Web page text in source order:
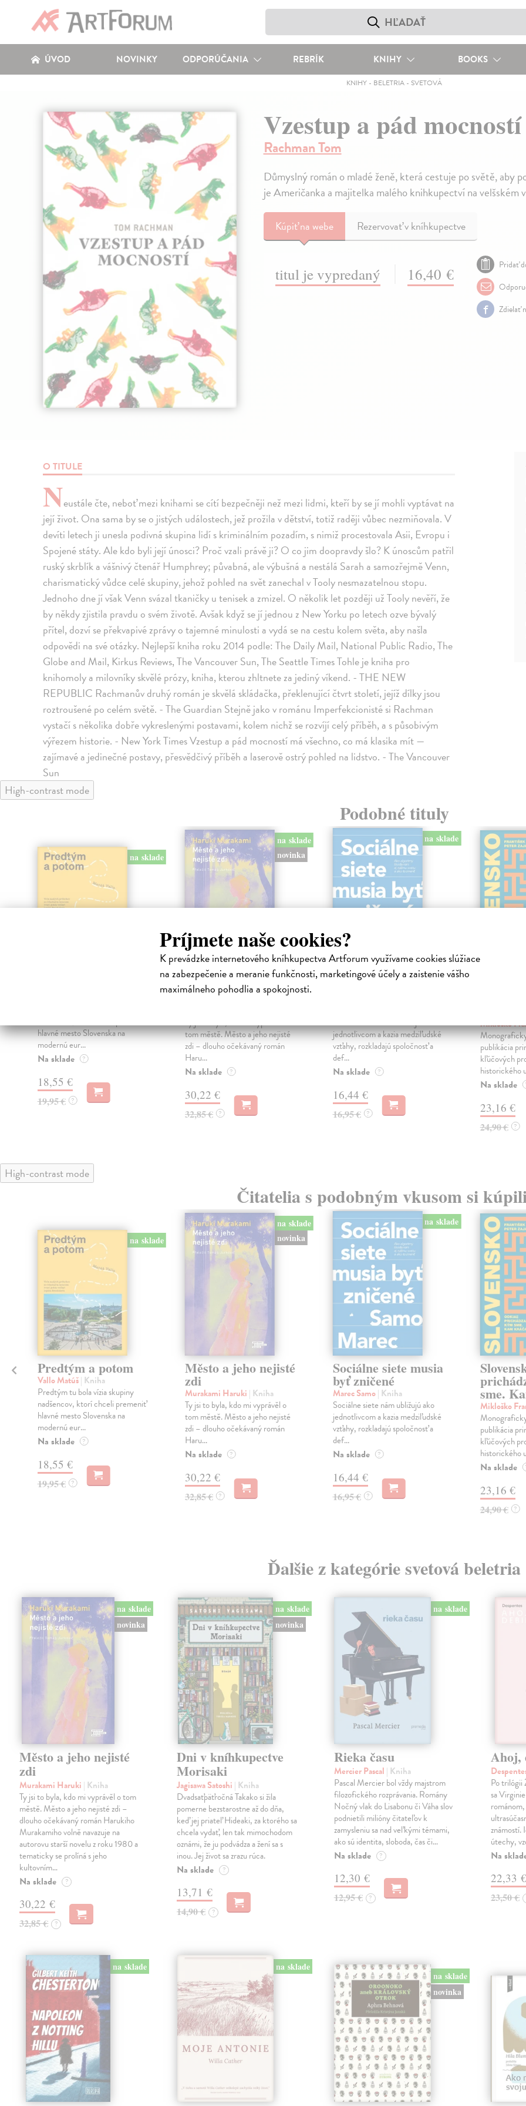
Príjmete naše cookies?
K prevádzke internetového kníhkupectva Artforum využívame cookies slúžiace
na zabezpečenie a meranie funkčnosti, marketingové účely a zaistenie vášho
maximálneho pohodlia a spokojnosti.
ÚVOD NOVINKY ODPORÚČANIA REBRÍK KNIHY BOOKS
KNIHY - BELETRIA - SVETOVÁ
Vzestup a pád mocností
Rachman Tom
Důmyslný román o mladé ženě, která cestuje po světě, aby
je Američanka a majitelka malého knihkupectví na velšském
Kúpiťna webe Rezervovať v kníhkupectve
titul je vypredaný 16,40 €
Pridať
Zdielať
O TITULE
Neustále čte, neboť mezi knihami se cítí bezpečněji než mezi lidmi, kteří by se jí mohli vyptávat na
její život. Ona sama by se o jistých událostech, jež prožila v dětství, totiž raději vůbec nezmiňovala. V
devíti letech ji unesla podivná skupina lidí s kriminálním pozadím, s nimiž procestovala Asii, Evropu i
Spojené státy. Ale kdo byli její únosci? Proč vzali právě ji? O co jim doopravdy šlo? K únoscům patřil
ruský skrblík a vášnivý čtenář Humphrey; půvabná, ale výbušná a nestálá Sarah a samozřejmě Venn,
charismatický vůdce celé skupiny, jehož pohled na svět zanechal v Tooly nesmazatelnou stopu.
Jednoho dne jí však Venn svázal tkaničky u tenisek a zmizel. O několik let později už Tooly nevěří, že
by někdy zjistila pravdu o svém životě. Avšak když se jí jednou z New Yorku po letech ozve bývalý
přítel, dozví se překvapivé zprávy o tajemné minulosti a vydá se na cestu kolem světa, aby našla
odpovědi na své otázky. Nejlepší kniha roku 2014 podle: The Daily Mail, National Public Radio, The
Globe and Mail, Kirkus Reviews, The Vancouver Sun, The Seattle Times Tohle je kniha pro
knihomoly a milovníky skvělé prózy, kniha, kterou zhltnete za jediný víkend. - THE NEW
REPUBLIC Rachmanův druhý román je skvělá skládačka, překlenující čtvrt století, jejíž dílky jsou
roztroušené po celém světě. - The Guardian Stejně jako v románu Imperfekcionisté si Rachman
vystačí s několika dobře vykreslenými postavami, kolem nichž se rozvíjí celý příběh, a s působivým
výřezem historie. - New York Times Vzestup a pád mocností má všechno, co má klasika mít —
zajímavé a jedinečné postavy, přesvědčivý příběh a laserově ostrý pohled na lidstvo. - The Vancouver
Sun
High-contrast mode
Podobné tituly
na sklade
hlavné mesto Slovenska na
modernú eur...
Na sklade ?
18,55 €
19,95 € ?
na sklade
novinka
Město a jeho nejisté
zdi
Ty jsi to byla, kdo mi vyprávěl o
tom městě. Město a jeho nejisté
zdi – dlouho očekávaný román
Haru...
Na sklade ?
30,22 €
32,85 € ?
na sklade
Sociálne siete musia
Sociálne siete nám ubližujú ako
jednotlivcom a kazia medziľudské
vzťahy, rozkladajú spoločnosť a
def...
Na sklade ?
16,44 €
16,95 € ?
Mikloško
publikácia
kľúčových
historického
Na sklade
23,16 €
24,90 € ?
High-contrast mode
Čitatelia s podobným vkusom si
na sklade
Predtým a potom
Vallo Matúš| Kniha
Predtým tu bola vízia skupiny
nadšencov, ktorí chceli premeniť
hlavné mesto Slovenska na
modernú eur...
Na sklade ?
18,55 €
19,95 € ?
na sklade
novinka
Město a jeho nejisté
zdi
Murakami Haruki | Kniha
Ty jsi to byla, kdo mi vyprávěl o
tom městě. Město a jeho nejisté
zdi – dlouho očekávaný román
Haru...
Na sklade ?
30,22 €
32,85 € ?
na sklade
Sociálne siete musia
byť zničené
Marec Samo| Kniha
Sociálne siete nám ubližujú ako
jednotlivcom a kazia medziľudské
vzťahy, rozkladajú spoločnosť a
def...
Na sklade ?
16,44 €
16,95 € ?
sme.
Mikloško
publikácia
kľúčových
historického
Na sklade
23,16 €
24,90 € ?
Ďalšie z kategórie svetová beletria
na sklade
novinka
Město a jeho nejisté
zdi
Murakami Haruki | Kniha
Ty jsi to byla, kdo mi vyprávěl o tom
městě. Město a jeho nejisté zdi –
dlouho očekávaný román Harukiho
Murakamiho volně navazuje na
autorovu starší novelu z roku 1980 a
tematicky se prolíná s jeho
kultovním…
Na sklade ?
30,22 €
32,85 € ?
na sklade
novinka
Dni v kníhkupectve
Morisaki
Jagisawa Satoshi | Kniha
Dvadsaťpäťročná Takako si žila
pomerne bezstarostne až do dňa,
keď jej priateľ Hideaki, za ktorého sa
chcela vydať, len tak mimochodom
oznámi, že ju podvádza a žení sa s
inou. Jej život sa zrazu rúca.
Na sklade ?
13,71 €
14,90 € ?
na sklade
Rieka času
Mercier Pascal | Kniha
Pascal Mercier bol vždy majstrom
filozofického rozprávania. Romány
Nočný vlak do Lisabonu či Váha slov
podnietili milióny čitateľov k
zamysleniu sa nad veľkými témami,
ako sú identita, sloboda, čas či…
Na sklade ?
12,30 €
12,95 € ?
Ahoj,
Po trilógii
sa
známostí.
útechy,
Na
22,33 €
23,50 €
na sklade na sklade
na sklade
novinka